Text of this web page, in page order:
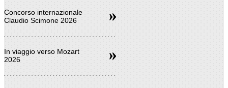
Concorso internazionale
Claudio Scimone 2026
In viaggio verso Mozart
2026